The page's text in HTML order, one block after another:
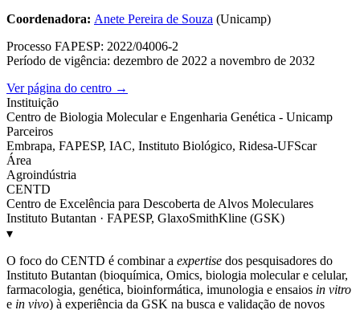
Coordenadora: Anete Pereira de Souza (Unicamp)
Processo FAPESP: 2022/04006-2
Período de vigência: dezembro de 2022 a novembro de 2032
Ver página do centro →
Instituição
Centro de Biologia Molecular e Engenharia Genética - Unicamp
Parceiros
Embrapa, FAPESP, IAC, Instituto Biológico, Ridesa-UFScar
Área
Agroindústria
CENTD
Centro de Excelência para Descoberta de Alvos Moleculares
Instituto Butantan · FAPESP, GlaxoSmithKline (GSK)
▾
O foco do CENTD é combinar a expertise dos pesquisadores do
Instituto Butantan (bioquímica, Omics, biologia molecular e celular,
farmacologia, genética, bioinformática, imunologia e ensaios in vitro
e in vivo) à experiência da GSK na busca e validação de novos